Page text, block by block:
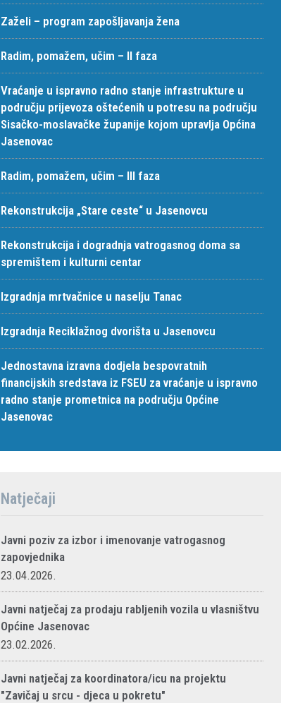
Zaželi – program zapošljavanja žena
Radim, pomažem, učim – II faza
Vraćanje u ispravno radno stanje infrastrukture u
području prijevoza oštećenih u potresu na području
Sisačko-moslavačke županije kojom upravlja Općina
Jasenovac
Radim, pomažem, učim – III faza
Rekonstrukcija „Stare ceste“ u Jasenovcu
Rekonstrukcija i dogradnja vatrogasnog doma sa
spremištem i kulturni centar
Izgradnja mrtvačnice u naselju Tanac
Izgradnja Reciklažnog dvorišta u Jasenovcu
Jednostavna izravna dodjela bespovratnih
financijskih sredstava iz FSEU za vraćanje u ispravno
radno stanje prometnica na području Općine
Jasenovac
Natječaji
Javni poziv za izbor i imenovanje vatrogasnog
zapovjednika
23.04.2026.
Javni natječaj za prodaju rabljenih vozila u vlasništvu
Općine Jasenovac
23.02.2026.
Javni natječaj za koordinatora/icu na projektu
"Zavičaj u srcu - djeca u pokretu"